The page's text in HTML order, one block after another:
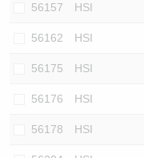
56157 HSI
56162 HSI
56175 HSI
56176 HSI
56178 HSI